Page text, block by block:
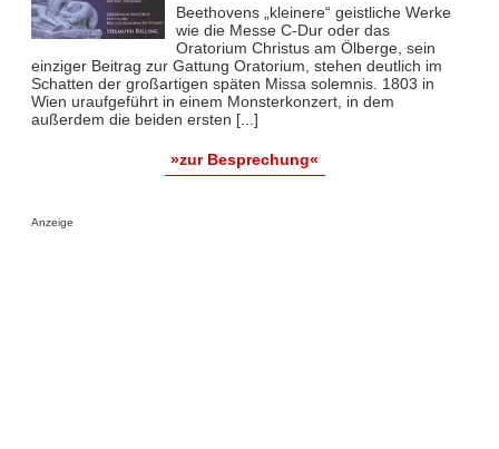
Beethovens „kleinere“ geistliche Werke
wie die Messe C-Dur oder das
Oratorium Christus am Ölberge, sein
einziger Beitrag zur Gattung Oratorium, stehen deutlich im
Schatten der großartigen späten Missa solemnis. 1803 in
Wien uraufgeführt in einem Monsterkonzert, in dem
außerdem die beiden ersten [...]
»zur Besprechung«
Anzeige